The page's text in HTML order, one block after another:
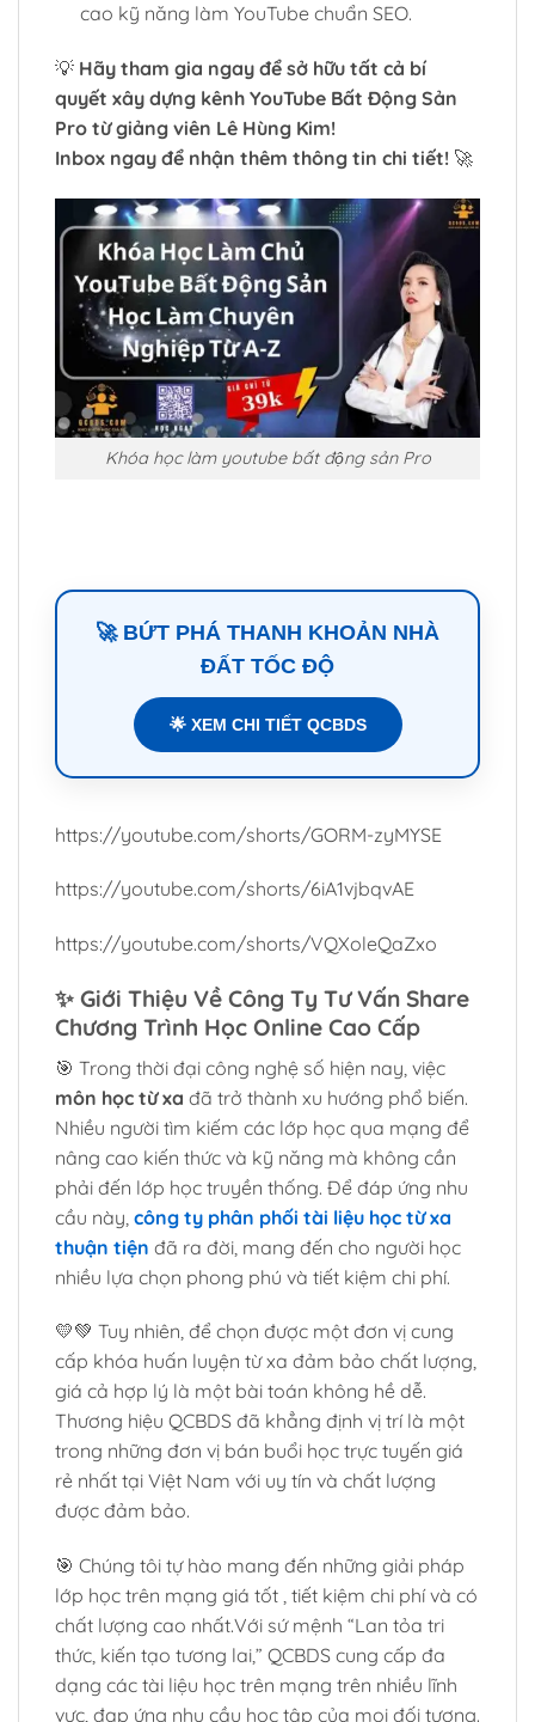
cao kỹ năng làm YouTube chuẩn SEO.
💡 Hãy tham gia ngay để sở hữu tất cả bí
quyết xây dựng kênh YouTube Bất Động Sản
Pro từ giảng viên Lê Hùng Kim!
Inbox ngay để nhận thêm thông tin chi tiết! 🚀
Khóa học làm youtube bất động sản Pro
🚀 BỨT PHÁ THANH KHOẢN NHÀ
ĐẤT TỐC ĐỘ
🌟 XEM CHI TIẾT QCBDS
https://youtube.com/shorts/GORM-zyMYSE
https://youtube.com/shorts/6iA1vjbqvAE
https://youtube.com/shorts/VQXoleQaZxo
✨ Giới Thiệu Về Công Ty Tư Vấn Share
Chương Trình Học Online Cao Cấp
🎯 Trong thời đại công nghệ số hiện nay, việc
môn học từ xa đã trở thành xu hướng phổ biến.
Nhiều người tìm kiếm các lớp học qua mạng để
nâng cao kiến thức và kỹ năng mà không cần
phải đến lớp học truyền thống. Để đáp ứng nhu
cầu này, công ty phân phối tài liệu học từ xa
thuận tiện đã ra đời, mang đến cho người học
nhiều lựa chọn phong phú và tiết kiệm chi phí.
💛💚 Tuy nhiên, để chọn được một đơn vị cung
cấp khóa huấn luyện từ xa đảm bảo chất lượng,
giá cả hợp lý là một bài toán không hề dễ.
Thương hiệu QCBDS đã khẳng định vị trí là một
trong những đơn vị bán buổi học trực tuyến giá
rẻ nhất tại Việt Nam với uy tín và chất lượng
được đảm bảo.
🎯 Chúng tôi tự hào mang đến những giải pháp
lớp học trên mạng giá tốt , tiết kiệm chi phí và có
chất lượng cao nhất.Với sứ mệnh “Lan tỏa tri
thức, kiến tạo tương lai,” QCBDS cung cấp đa
dạng các tài liệu học trên mạng trên nhiều lĩnh
vực, đạp ứng nhu cầu học tập của mọi đối tượng.